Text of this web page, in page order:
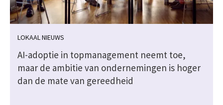
LOKAAL NIEUWS
AI-adoptie in topmanagement neemt toe,
maar de ambitie van ondernemingen is hoger
dan de mate van gereedheid